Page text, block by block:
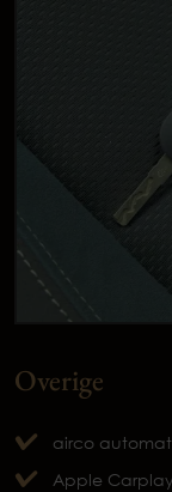
Overige
airco
Apple